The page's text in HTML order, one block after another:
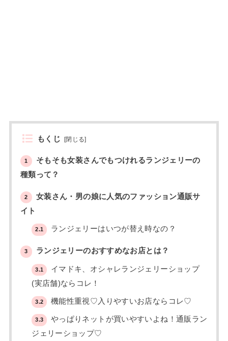
もくじ [閉じる]
1
そもそも女装さんでもつけれるランジェリーの
種類って？
2
女装さん・男の娘に人気のファッション通販サ
イト
2.1 ランジェリーはいつが替え時なの？
3 ランジェリーのおすすめなお店とは？
3.1
イマドキ、オシャレランジェリーショップ
(実店舗)ならコレ！
3.2 機能性重視♡入りやすいお店ならコレ♡
3.3
やっぱりネットが買いやすいよね！通販ラン
ジェリーショップ♡